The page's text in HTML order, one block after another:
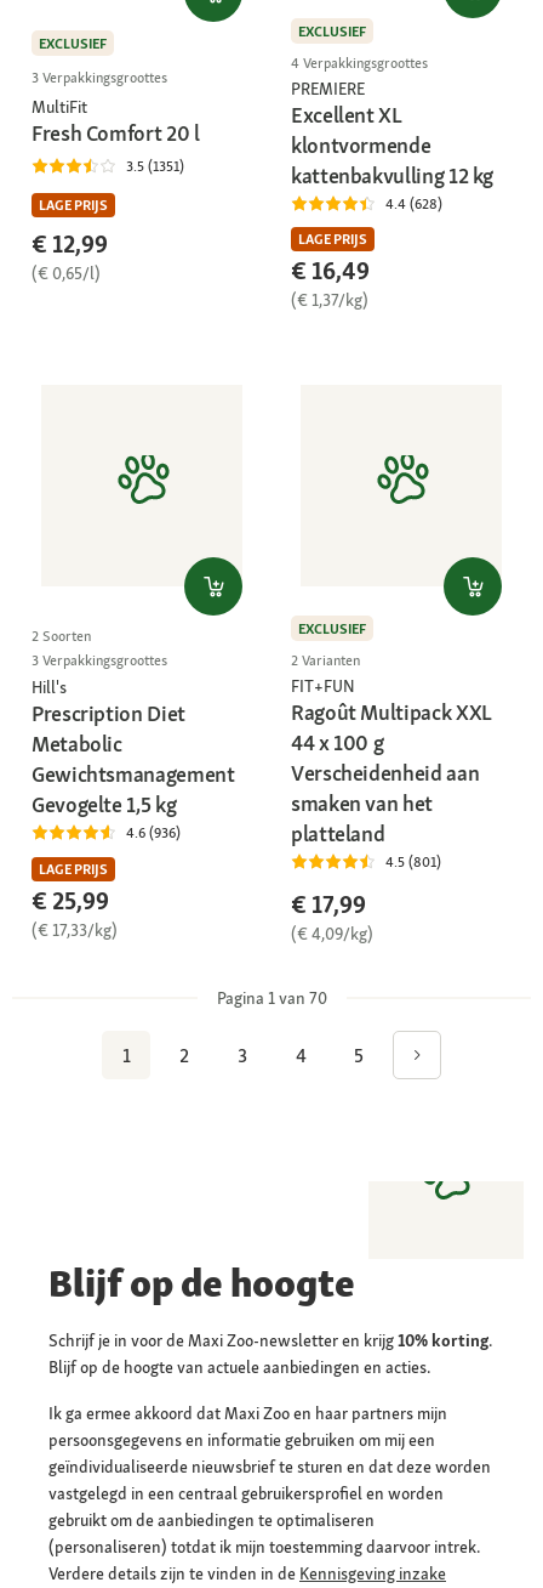
EXCLUSIEF
3 Verpakkingsgroottes
MultiFit
Fresh Comfort 20 l
3.5 (1351)
LAGE PRIJS
€ 12,99
(€ 0,65/l)
EXCLUSIEF
4 Verpakkingsgroottes
PREMIERE
Excellent XL
klontvormende
kattenbakvulling 12 kg
4.4 (628)
LAGE PRIJS
€ 16,49
(€ 1,37/kg)
2 Soorten
3 Verpakkingsgroottes
Hill's
Prescription Diet
Metabolic
Gewichtsmanagement
Gevogelte 1,5 kg
4.6 (936)
LAGE PRIJS
€ 25,99
(€ 17,33/kg)
EXCLUSIEF
2 Varianten
FIT+FUN
Ragoût Multipack XXL
44 x 100 g
Verscheidenheid aan
smaken van het
platteland
4.5 (801)
€ 17,99
(€ 4,09/kg)
Pagina 1 van 70
1 2 3 4 5
Blijf op de hoogte
Schrijf je in voor de Maxi Zoo-newsletter en krijg10% korting.
Blijf op de hoogte van actuele aanbiedingen en acties.
Ik ga ermee akkoord dat Maxi Zoo en haar partners mijn
persoonsgegevens en informatie gebruiken om mij een
geïndividualiseerde nieuwsbrief te sturen en dat deze worden
vastgelegd in een centraal gebruikersprofiel en worden
gebruikt om de aanbiedingen te optimaliseren
(personaliseren) totdat ik mijn toestemming daarvoor intrek.
Verdere details zijn te vinden in de Kennisgeving inzake